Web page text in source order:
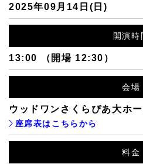
2025年09月14日(日)
開演時
13:00 （開場 12:30）
会場
ウッドワンさくらぴあ大ホ
座席表はこちらから
料金